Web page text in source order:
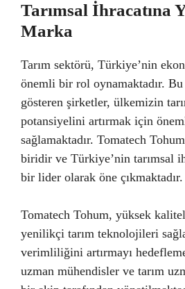
Tarımsal İhracatına
Marka
Tarım sektörü, Türkiye’nin
önemli bir rol oynamaktadır.
gösteren şirketler, ülkemizin
potansiyelini artırmak için
sağlamaktadır. Tomatech
biridir ve Türkiye’nin tarımsal
bir lider olarak öne çıkmaktadır.
Tomatech Tohum, yüksek
yenilikçi tarım teknolojileri
verimliliğini artırmayı
uzman mühendisler ve tarım